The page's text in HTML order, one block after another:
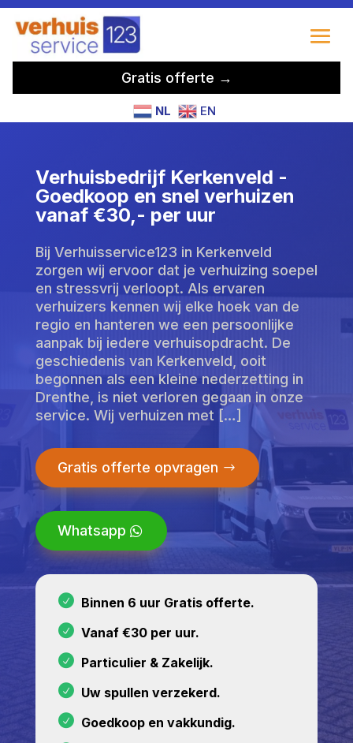
Gratis offerte →
NL EN
Verhuisbedrijf Kerkenveld -
Goedkoop en snel verhuizen
vanaf €30,- per uur
Bij Verhuisservice123 in Kerkenveld
zorgen wij ervoor dat je verhuizing soepel
en stressvrij verloopt. Als ervaren
verhuizers kennen wij elke hoek van de
regio en hanteren we een persoonlijke
aanpak bij iedere verhuisopdracht. De
geschiedenis van Kerkenveld, ooit
begonnen als een kleine nederzetting in
Drenthe, is niet verloren gegaan in onze
service. Wij verhuizen met […]
Gratis offerte opvragen
Whatsapp
Binnen 6 uur Gratis offerte.
Vanaf €30 per uur.
Particulier & Zakelijk.
Uw spullen verzekerd.
Goedkoop en vakkundig.